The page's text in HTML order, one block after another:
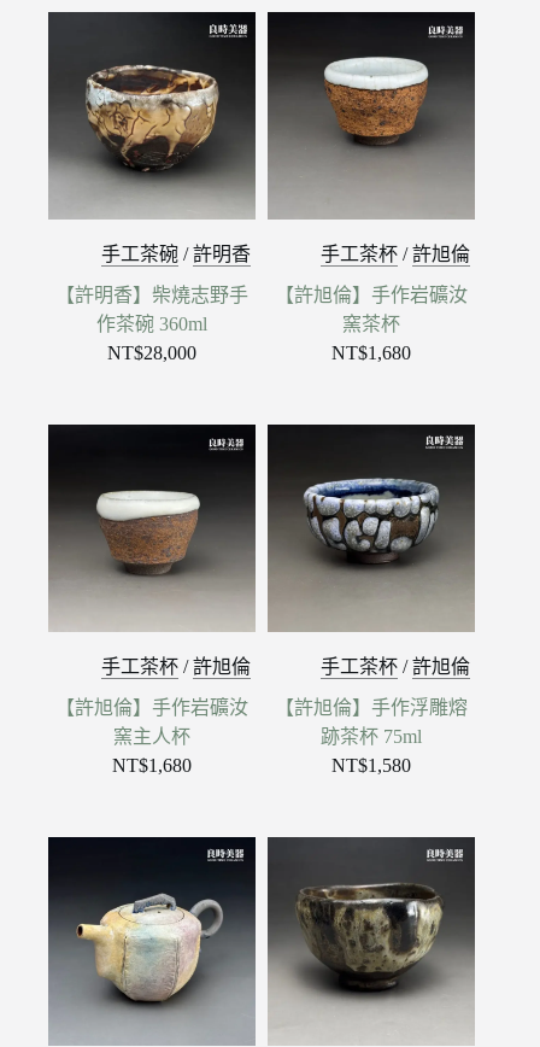
手工茶碗 /許明香
【許明香】柴燒志野手
作茶碗 360ml
NT$28,000
手工茶杯 /許旭倫
【許旭倫】手作岩礦汝
窯茶杯
NT$1,680
手工茶杯 /許旭倫
【許旭倫】手作岩礦汝
窯主人杯
NT$1,680
手工茶杯 /許旭倫
【許旭倫】手作浮雕熔
跡茶杯 75ml
NT$1,580